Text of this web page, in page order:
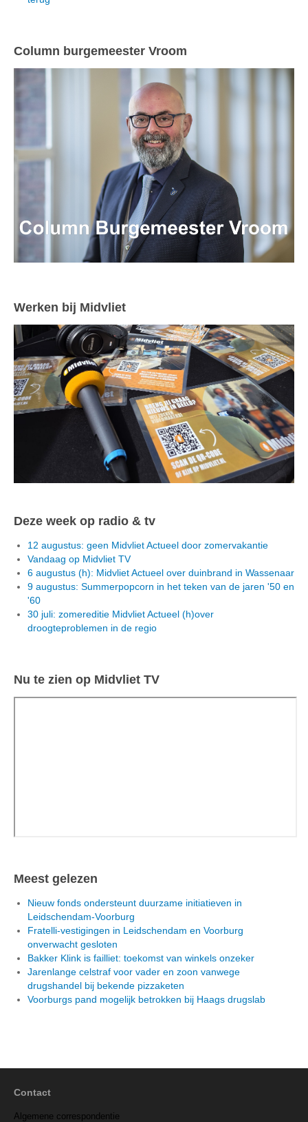
Column burgemeester Vroom
Werken bij Midvliet
Deze week op radio & tv
12 augustus: geen Midvliet Actueel door zomervakantie
Vandaag op Midvliet TV
6 augustus (h): Midvliet Actueel over duinbrand in Wassenaar
9 augustus: Summerpopcorn in het teken van de jaren '50 en
'60
30 juli: zomereditie Midvliet Actueel (h)over
droogteproblemen in de regio
Nu te zien op Midvliet TV
Meest gelezen
Nieuw fonds ondersteunt duurzame initiatieven in
Leidschendam-Voorburg
Fratelli-vestigingen in Leidschendam en Voorburg
onverwacht gesloten
Bakker Klink is failliet: toekomst van winkels onzeker
Jarenlange celstraf voor vader en zoon vanwege
drugshandel bij bekende pizzaketen
Voorburgs pand mogelijk betrokken bij Haags drugslab
Contact
Algemene correspondentie